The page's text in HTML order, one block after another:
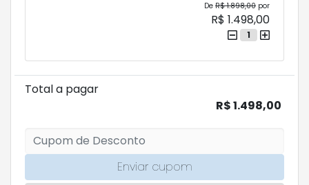
De R$ 1.898,00 por
R$ 1.498,00
1
Total a pagar
R$ 1.498,00
Enviar cupom